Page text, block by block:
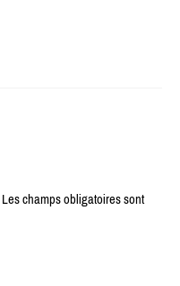
Les champs obligatoires sont